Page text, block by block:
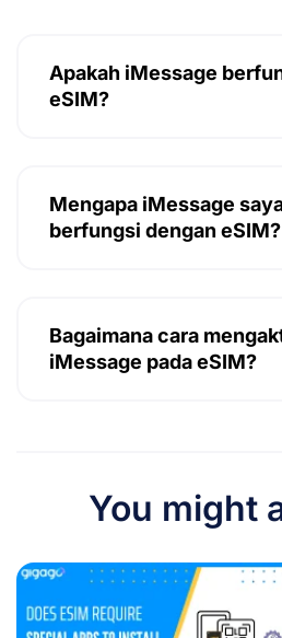
Apakah iMessage
eSIM?
Mengapa iMessage
berfungsi dengan eSIM?
Bagaimana cara
iMessage pada eSIM?
You might